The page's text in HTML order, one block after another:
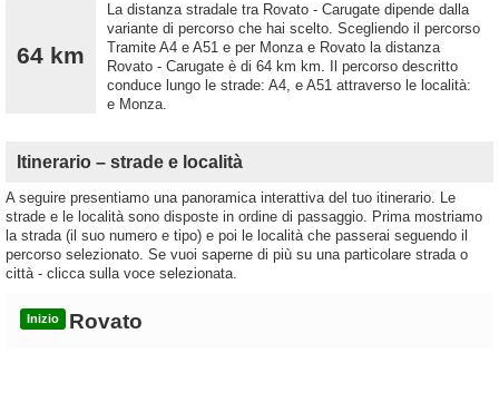
64 km
La distanza stradale tra Rovato - Carugate dipende dalla
variante di percorso che hai scelto. Scegliendo il percorso
Tramite A4 e A51 e per Monza e Rovato la distanza
Rovato - Carugate è di 64 km km. Il percorso descritto
conduce lungo le strade: A4, e A51 attraverso le località:
e Monza.
Itinerario – strade e località
A seguire presentiamo una panoramica interattiva del tuo itinerario. Le
strade e le località sono disposte in ordine di passaggio. Prima mostriamo
la strada (il suo numero e tipo) e poi le località che passerai seguendo il
percorso selezionato. Se vuoi saperne di più su una particolare strada o
città - clicca sulla voce selezionata.
Inizio Rovato